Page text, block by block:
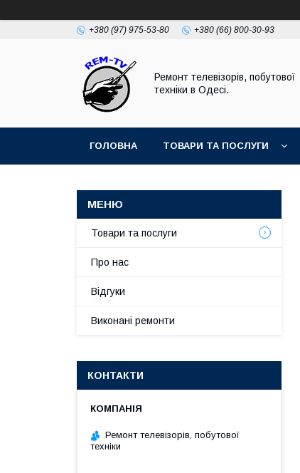
+380 (97) 975-53-80 +380 (66) 800-30-93
Ремонт телевізорів, побутової
техніки в Одесі.
ГОЛОВНА ТОВАРИ ТА ПОСЛУГИ
Товари та послуги
Про нас
Відгуки
Виконані ремонти
КОНТАКТИ
Ремонт телевізорів, побутової
техніки